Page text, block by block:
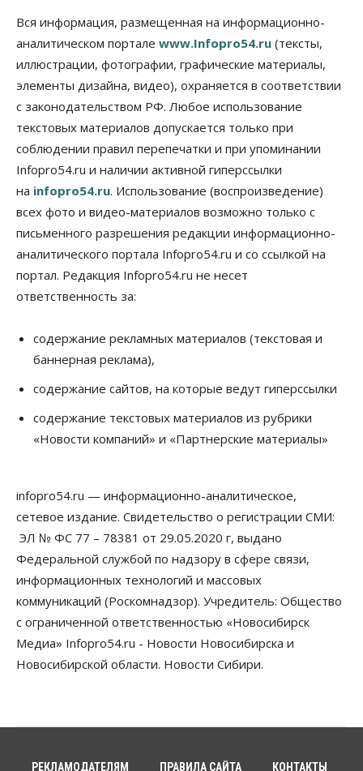
Бизнес
Правительство России продлило разрешение на
выпуск бензина «Евро-3»
06 Августа 2026, 14:00
Общество
«За тех, у кого от 270 баллов,
настоящая борьба»: вузы настойчиво
обзванивают новосибирских высокобалльников
перед зачислением
06 Августа 2026, 13:00
Власть
Режим ЧС ввели в Омской области из-за засухи
06 Августа 2026, 12:15
Новосибирск готовится к визиту Владимира
Путина
Бизнес Недвижимость Общество
Росреестр назвал главные причины
06 Августа 2026, 12:00
Телекоммуникации
В 16 населённых пунктах Мошковского района
Бизнес Право&Порядок
Злоумышленники опять атакуют
новосибирские компании через электронную
почту
06 Августа 2026, 11:00
Общество
Медики готовятся к второму пику активности
клещей в Новосибирской области
06 Августа 2026, 10:00
06 Августа 2026, 09:00
Вся информация, размещенная на информационно-
аналитическом портале www.Infopro54.ru (тексты,
иллюстрации, фотографии, графические материалы,
элементы дизайна, видео), охраняется в соответствии
с законодательством РФ. Любое использование
текстовых материалов допускается только при
соблюдении правил перепечатки и при упоминании
Infopro54.ru и наличии активной гиперссылки
на infopro54.ru. Использование (воспроизведение)
всех фото и видео-материалов возможно только с
письменного разрешения редакции информационно-
аналитического портала Infopro54.ru и со ссылкой на
портал. Редакция Infopro54.ru не несет
ответственность за:
содержание рекламных материалов (текстовая и
баннерная реклама),
содержание сайтов, на которые ведут гиперссылки
содержание текстовых материалов из рубрики
«Новости компаний» и «Партнерские материалы»
infopro54.ru — информационно-аналитическое,
сетевое издание. Свидетельство о регистрации СМИ:
ЭЛ № ФС 77 – 78381 от 29.05.2020 г, выдано
Федеральной службой по надзору в сфере связи,
информационных технологий и массовых
коммуникаций (Роскомнадзор). Учредитель: Общество
с ограниченной ответственностью «Новосибирск
Медиа» Infopro54.ru - Новости Новосибирска и
Новосибирской области. Новости Сибири.
РЕКЛАМОДАТЕЛЯМ ПРАВИЛА САЙТА КОНТАКТЫ